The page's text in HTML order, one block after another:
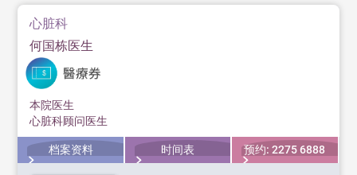
心脏科
何国栋医生
本院医生
心脏科顾问医生
档案资料 时间表 预约: 2275 6888